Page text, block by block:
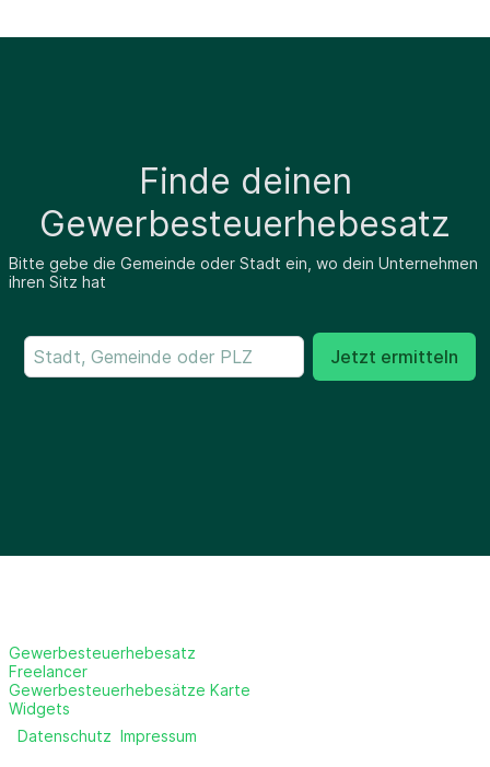
Finde deinen
Gewerbesteuerhebesatz
Bitte gebe die Gemeinde oder Stadt ein, wo dein Unternehmen
ihren Sitz hat
Jetzt ermitteln
Gewerbesteuerhebesatz
Freelancer
Gewerbesteuerhebesätze Karte
Widgets
Datenschutz Impressum